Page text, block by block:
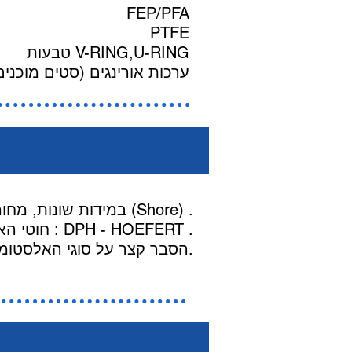
FEP/PFA
PTFE
טבעות V-RING,U-RING
ערכות אורינגים (סטים
חברתנו מייבאת חוטי אורינג (O-Ring Cord) במידות שונות, מחומרים שונים ומידות קושי שונות (Shore) .
חוטי האורינג מיובאים מגרמניה מחברות : DPH - HOEFERT .
הסבר קצר על סוגי האלסטומרים ניתן לראות בסעיף "חומרים" באתר זה.